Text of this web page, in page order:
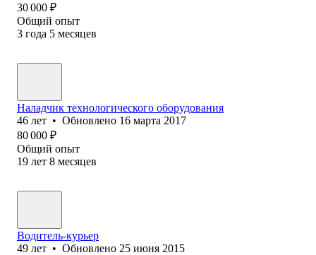
30 000 ₽
Общий опыт
3 года 5 месяцев
Наладчик технологического оборудования
46 лет • Обновлено 16 марта 2017
80 000 ₽
Общий опыт
19 лет 8 месяцев
Водитель-курьер
49 лет • Обновлено 25 июня 2015